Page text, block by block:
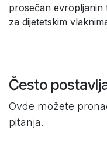
prosečan evropljanin
za dijetetskim
Često
Ovde možete
pitanja.